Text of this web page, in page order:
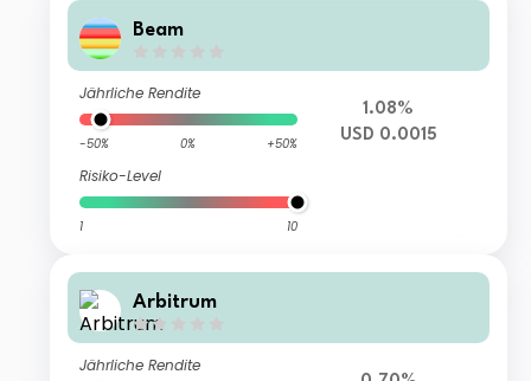
Beam
Jährliche Rendite
-50% 0% +50%
Risiko-Level
1 10
1.08%
USD 0.0015
Arbitrum
Jährliche Rendite